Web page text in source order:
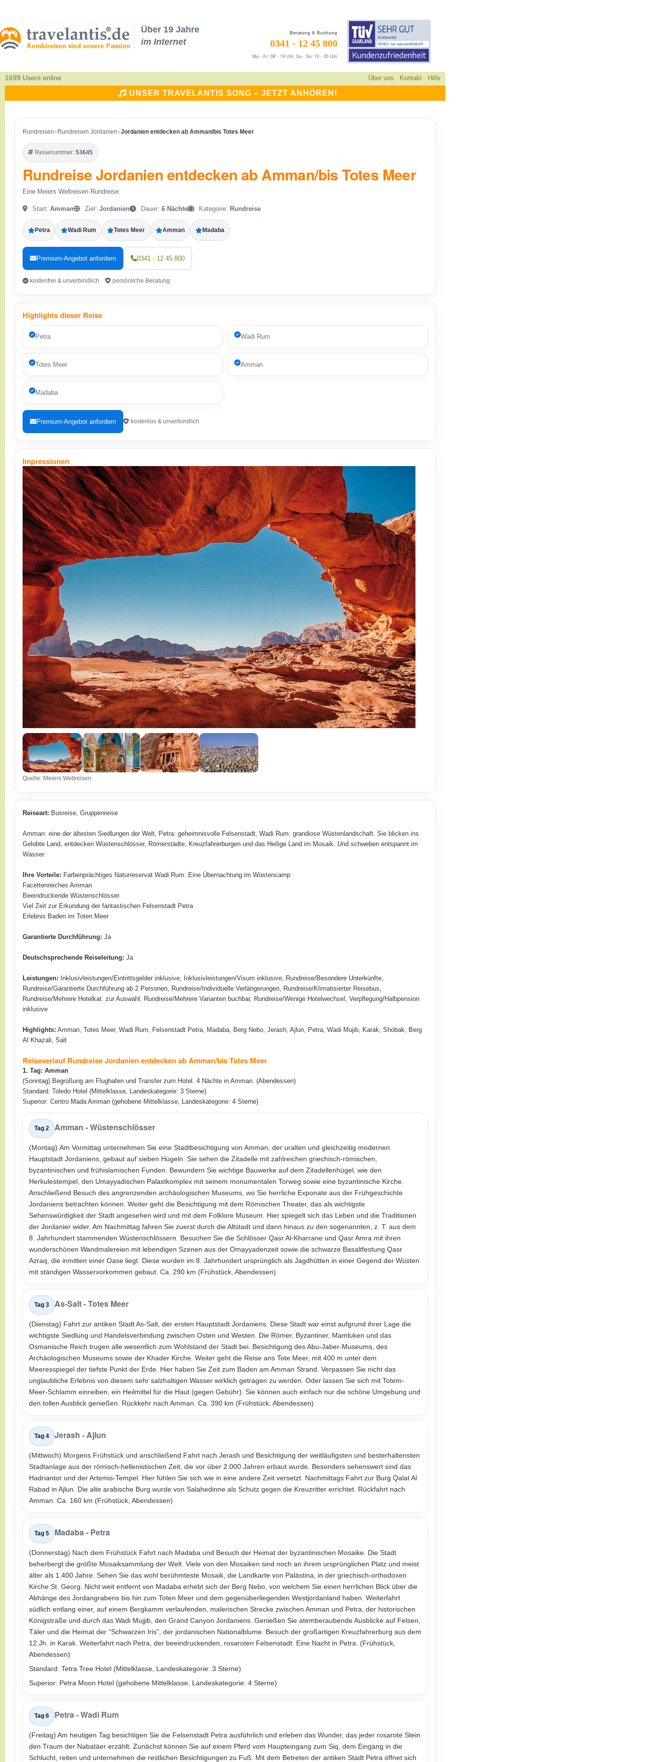
Über 19 Jahre
im Internet
Beratung & Buchung
0341 - 12 45 800
Mo - Fr: 08 - 19 Uhr, Sa - So: 10 - 20 Uhr
1699 Users online Über uns Kontakt Hilfe
UNSER TRAVELANTIS SONG – JETZT ANHÖREN!
Rundreisen» Rundreisen Jordanien»Jordanien entdecken ab Amman/bis Totes Meer
Reisenummer: 53645
Rundreise Jordanien entdecken ab Amman/bis Totes Meer
Eine Meiers Weltreisen Rundreise
Start: Amman Ziel: Jordanien Dauer: 6 Nächte Kategorie: Rundreise
Petra Wadi Rum Totes Meer Amman Madaba
Premium-Angebot anfordern 0341 - 12 45 800
kostenfrei & unverbindlich persönliche Beratung
Highlights dieser Reise
Petra Wadi Rum
Totes Meer Amman
Madaba
Premium-Angebot anfordern kostenlos & unverbindlich
Impressionen
Quelle: Meiers Weltreisen
Reiseart: Busreise, Gruppenreise
Amman: eine der ältesten Siedlungen der Welt, Petra: geheimnisvolle Felsenstadt, Wadi Rum: grandiose Wüstenlandschaft. Sie blicken ins
Gelobte Land, entdecken Wüstenschlösser, Römerstädte, Kreuzfahrerburgen und das Heilige Land im Mosaik. Und schweben entspannt im
Wasser.
Ihre Vorteile: Farbenprächtiges Naturreservat Wadi Rum: Eine Übernachtung im Wüstencamp
Facettenreiches Amman
Beeindruckende Wüstenschlösser
Viel Zeit zur Erkundung der fantastischen Felsenstadt Petra
Erlebnis Baden im Toten Meer
Garantierte Durchführung: Ja
Deutschsprechende Reiseleitung: Ja
Leistungen: Inklusivleistungen/Eintrittsgelder inklusive, Inklusivleistungen/Visum inklusive, Rundreise/Besondere Unterkünfte,
Rundreise/Garantierte Durchführung ab 2 Personen, Rundreise/Individuelle Verlängerungen, Rundreise/Klimatisierter Reisebus,
Rundreise/Mehrere Hotelkat. zur Auswahl, Rundreise/Mehrere Varianten buchbar, Rundreise/Wenige Hotelwechsel, Verpflegung/Halbpension
inklusive
Highlights: Amman, Totes Meer, Wadi Rum, Felsenstadt Petra, Madaba, Berg Nebo, Jerash, Ajlun, Petra, Wadi Mujib, Karak, Shobak, Berg
Al Khazali, Salt
Reiseverlauf Rundreise Jordanien entdecken ab Amman/bis Totes Meer
1. Tag: Amman
(Sonntag) Begrüßung am Flughafen und Transfer zum Hotel. 4 Nächte in Amman. (Abendessen)
Standard: Toledo Hotel (Mittelklasse, Landeskategorie: 3 Sterne)
Superior: Centro Mada Amman (gehobene Mittelklasse, Landeskategorie: 4 Sterne)
Tag 2 Amman - Wüstenschlösser
(Montag) Am Vormittag unternehmen Sie eine Stadtbesichtigung von Amman, der uralten und gleichzeitig modernen
Hauptstadt Jordaniens, gebaut auf sieben Hügeln. Sie sehen die Zitadelle mit zahlreichen griechisch-römischen,
byzantinischen und frühislamischen Funden. Bewundern Sie wichtige Bauwerke auf dem Zitadellenhügel, wie den
Herkulestempel, den Umayyadischen Palastkomplex mit seinem monumentalen Torweg sowie eine byzantinische Kirche.
Anschließend Besuch des angrenzenden archäologischen Museums, wo Sie herrliche Exponate aus der Frühgeschichte
Jordaniens betrachten können. Weiter geht die Besichtigung mit dem Römischen Theater, das als wichtigste
Sehenswürdigkeit der Stadt angesehen wird und mit dem Folklore Museum. Hier spiegelt sich das Leben und die Traditionen
der Jordanier wider. Am Nachmittag fahren Sie zuerst durch die Altstadt und dann hinaus zu den sogenannten, z. T. aus dem
8. Jahrhundert stammenden Wüstenschlössern. Besuchen Sie die Schlösser Qasr Al-Kharrane und Qasr Amra mit ihren
wunderschönen Wandmalereien mit lebendigen Szenen aus der Omayyadenzeit sowie die schwarze Basaltfestung Qasr
Azraq, die inmitten einer Oase liegt. Diese wurden im 8. Jahrhundert ursprünglich als Jagdhütten in einer Gegend der Wüsten
mit ständigen Wasservorkommen gebaut. Ca. 290 km (Frühstück, Abendessen)
Tag 3 As-Salt - Totes Meer
(Dienstag) Fahrt zur antiken Stadt As-Salt, der ersten Hauptstadt Jordaniens. Diese Stadt war einst aufgrund ihrer Lage die
wichtigste Siedlung und Handelsverbindung zwischen Osten und Westen. Die Römer, Byzantiner, Mamluken und das
Osmanische Reich trugen alle wesentlich zum Wohlstand der Stadt bei. Besichtigung des Abu-Jaber-Museums, des
Archäologischen Museums sowie der Khader Kirche. Weiter geht die Reise ans Tote Meer, mit 400 m unter dem
Meeresspiegel der tiefste Punkt der Erde. Hier haben Sie Zeit zum Baden am Amman Strand. Verpassen Sie nicht das
unglaubliche Erlebnis von diesem sehr salzhaltigen Wasser wirklich getragen zu werden. Oder lassen Sie sich mit Totem-
Meer-Schlamm einreiben, ein Heilmittel für die Haut (gegen Gebühr). Sie können auch einfach nur die schöne Umgebung und
den tollen Ausblick genießen. Rückkehr nach Amman. Ca. 390 km (Frühstück, Abendessen)
Tag 4 Jerash - Ajlun
(Mittwoch) Morgens Frühstück und anschließend Fahrt nach Jerash und Besichtigung der weitläufigsten und besterhaltensten
Stadtanlage aus der römisch-hellenistischen Zeit, die vor über 2.000 Jahren erbaut wurde. Besonders sehenswert sind das
Hadriantor und der Artemis-Tempel. Hier fühlen Sie sich wie in eine andere Zeit versetzt. Nachmittags Fahrt zur Burg Qalat Al
Rabad in Ajlun. Die alte arabische Burg wurde von Salahedinne als Schutz gegen die Kreuzritter errichtet. Rückfahrt nach
Amman. Ca. 160 km (Frühstück, Abendessen)
Tag 5 Madaba - Petra
(Donnerstag) Nach dem Frühstück Fahrt nach Madaba und Besuch der Heimat der byzantinischen Mosaike. Die Stadt
beherbergt die größte Mosaiksammlung der Welt. Viele von den Mosaiken sind noch an ihrem ursprünglichen Platz und meist
älter als 1.400 Jahre. Sehen Sie das wohl berühmteste Mosaik, die Landkarte von Palästina, in der griechisch-orthodoxen
Kirche St. Georg. Nicht weit entfernt von Madaba erhebt sich der Berg Nebo, von welchem Sie einen herrlichen Blick über die
Abhänge des Jordangrabens bis hin zum Toten Meer und dem gegenüberliegenden Westjordanland haben. Weiterfahrt
südlich entlang einer, auf einem Bergkamm verlaufenden, malerischen Strecke zwischen Amman und Petra, der historischen
Königstraße und durch das Wadi Mujjib, den Grand Canyon Jordaniens. Genießen Sie atemberaubende Ausblicke auf Felsen,
Täler und die Heimat der “Schwarzen Iris”, der jordanischen Nationalblume. Besuch der großartigen Kreuzfahrerburg aus dem
12.Jh. in Karak. Weiterfahrt nach Petra, der beeindruckenden, rosaroten Felsenstadt. Eine Nacht in Petra. (Frühstück,
Abendessen)
Standard: Tetra Tree Hotel (Mittelklasse, Landeskategorie: 3 Sterne)
Superior: Petra Moon Hotel (gehobene Mittelklasse, Landeskategorie: 4 Sterne)
Tag 6 Petra - Wadi Rum
(Freitag) Am heutigen Tag besichtigen Sie die Felsenstadt Petra ausführlich und erleben das Wunder, das jeder rosarote Stein
den Traum der Nabatäer erzählt. Zunächst können Sie auf einem Pferd vom Haupteingang zum Siq, dem Eingang in die
Schlucht, reiten und unternehmen die restlichen Besichtigungen zu Fuß. Mit dem Betreten der antiken Stadt Petra öffnet sich